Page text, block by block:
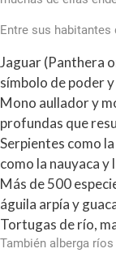
Entre sus habitantes
Jaguar (Panthera
símbolo de poder
Mono aullador y
profundas que
Serpientes como
como la nauyaca y
Más de 500
águila arpía y
Tortugas de río,
También alberga